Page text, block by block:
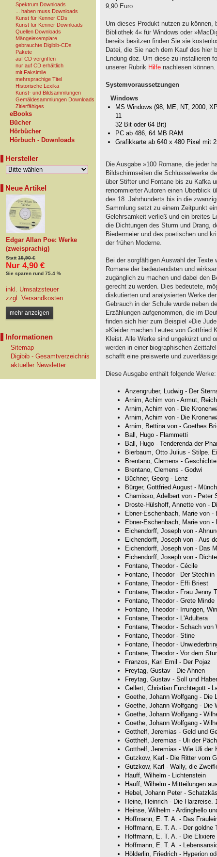
Spektrum Downloads
... haben muss Downloads
Kunst für Kenner CDs
Kunst für Kenner Downloads
Quellen Downloads
Mängelexemplare
gebrauchte Digibib-CDs
Pakete
auf CD vergriffen
nur auf CD erhältlich
mit Faksimile
mehrsprachige Titel
Historische Lexika
Kunst- und Bildsammlungen
Gemäldesammlungen Downloads
Zitierfähiges
eBooks
Bücher
Hörbücher
Hörbuch - Downloads
Hersteller
Neue Artikel
Edgar Allan Poe: Werke
(zweisprachig)
Statt19,90 €
Nur 4,90 €
Sie sparen rund 75.4 %
inkl. Umsatzsteuer
zzgl. Versandkosten
mehr anzeigen
Informationen
Sitemap
Digibib - Gesamtverzeichnis
aktueller Newsletter
9,90 Euro
Um dieses Produkt nutzen zu können,
Bibliothek 4« für Windows oder
bereits besitzen finden Sie sie
Datei, die Sie nach dem Kauf des hier
Endung dbz. Um diese zu installieren
unserer Rubrik Hilfe nachlesen können.
Systemvoraussetzungen
Windows
MS Windows (98, ME, NT, 2000,
11
32 Bit oder 64 Bit)
PC ab 486, 64 MB RAM
Grafikkarte ab 640 x 480 Pixel mit
Die Ausgabe »100 Romane, die jeder
Bildschirmseiten die Schlüsselwerke
über Stifter und Fontane bis zu Kafka
renommierter Autoren einen Überblick
des 18. Jahrhunderts bis in die
Sammlung setzt zu einem Zeitpunkt
Gelehrsamkeit verließ und ein breites
die Dichtungen des Sturm und Drang,
Biedermeier und des poetischen und
der frühen Moderne.
Bei der sorgfältigen Auswahl der
Romane der bedeutendsten und
zugänglich zu machen und dabei den
gerecht zu werden. Dies bedeutete,
diskutierten und analysierten Werke
Gebrauch in der Schule wurde neben
Erzählungen aufgenommen, die im
finden sich hier zum Beispiel »Die
»Kleider machen Leute« von Gottfried
Kleist. Alle Werke sind ungekürzt und
werden in einer biographischen
schafft eine preiswerte und
Diese Ausgabe enthält folgende Werke:
Anzengruber, Ludwig - Der
Arnim, Achim von - Armut,
Arnim, Achim von - Die
Arnim, Achim von - Die
Arnim, Bettina von - Goethes
Ball, Hugo - Flammetti
Ball, Hugo - Tenderenda der
Bierbaum, Otto Julius - Stilpe.
Brentano, Clemens -
Brentano, Clemens - Godwi
Büchner, Georg - Lenz
Bürger, Gottfried August -
Chamisso, Adelbert von - Peter
Droste-Hülshoff, Annette von -
Ebner-Eschenbach, Marie von -
Ebner-Eschenbach, Marie von -
Eichendorff, Joseph von -
Eichendorff, Joseph von - Aus
Eichendorff, Joseph von - Das
Eichendorff, Joseph von -
Fontane, Theodor - Cécile
Fontane, Theodor - Der Stechlin
Fontane, Theodor - Effi Briest
Fontane, Theodor - Frau Jenny
Fontane, Theodor - Grete Minde
Fontane, Theodor - Irrungen,
Fontane, Theodor - L'Adultera
Fontane, Theodor - Schach von
Fontane, Theodor - Stine
Fontane, Theodor -
Fontane, Theodor - Vor dem
Franzos, Karl Emil - Der Pojaz
Freytag, Gustav - Die Ahnen
Freytag, Gustav - Soll und
Gellert, Christian Fürchtegott -
Goethe, Johann Wolfgang - Die
Goethe, Johann Wolfgang - Die
Goethe, Johann Wolfgang -
Goethe, Johann Wolfgang -
Gotthelf, Jeremias - Geld und
Gotthelf, Jeremias - Uli der
Gotthelf, Jeremias - Wie Uli der
Gutzkow, Karl - Die Ritter vom
Gutzkow, Karl - Wally, die
Hauff, Wilhelm - Lichtenstein
Hauff, Wilhelm - Mitteilungen
Hebel, Johann Peter -
Heine, Heinrich - Die Harzreise.
Heinse, Wilhelm - Ardinghello
Hoffmann, E. T. A. - Das
Hoffmann, E. T. A. - Der goldne
Hoffmann, E. T. A. - Die Elixiere
Hoffmann, E. T. A. -
Hölderlin, Friedrich - Hyperion